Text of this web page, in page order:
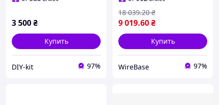
3 500₴
Купить
DIY-kit 97%
9 019.60₴
18 039.20 ₴
Купить
WireBase 97%